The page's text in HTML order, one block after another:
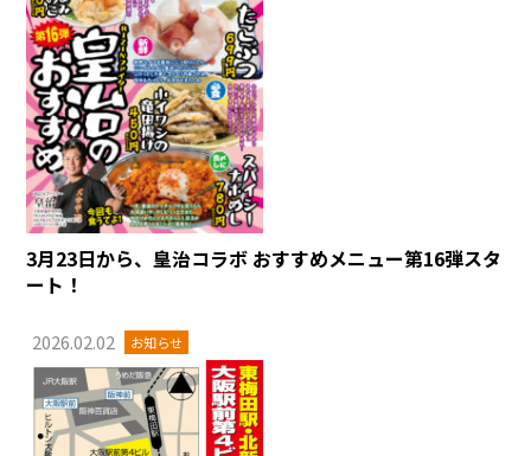
3月23日から、皇治コラボ おすすめメニュー第16弾スタ
ート！
2026.02.02 お知らせ